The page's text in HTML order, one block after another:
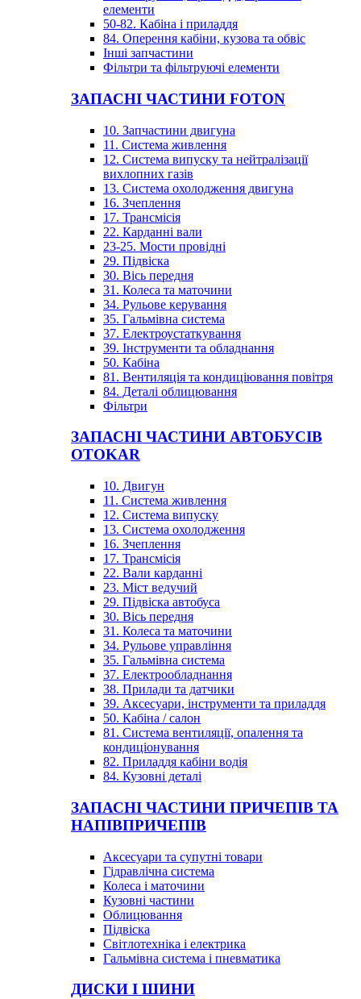
елементи
50-82. Кабіна і приладдя
84. Оперення кабіни, кузова та обвіс
Інші запчастини
Фільтри та фільтруючі елементи
ЗАПАСНІ ЧАСТИНИ FOTON
10. Запчастини двигуна
11. Система живлення
12. Система випуску та нейтралізації
вихлопних газів
13. Система охолодження двигуна
16. Зчеплення
17. Трансмісія
22. Карданні вали
23-25. Мости провідні
29. Підвіска
30. Вісь передня
31. Колеса та маточини
34. Рульове керування
35. Гальмівна система
37. Електроустаткування
39. Інструменти та обладнання
50. Кабіна
81. Вентиляція та кондиціювання повітря
84. Деталі облицювання
Фільтри
ЗАПАСНІ ЧАСТИНИ АВТОБУСІВ
OTOKAR
10. Двигун
11. Система живлення
12. Система випуску
13. Система охолодження
16. Зчеплення
17. Трансмісія
22. Вали карданні
23. Міст ведучий
29. Підвіска автобуса
30. Вісь передня
31. Колеса та маточини
34. Рульове управління
35. Гальмівна система
37. Електрообладнання
38. Прилади та датчики
39. Аксесуари, інструменти та приладдя
50. Кабіна / салон
81. Система вентиляції, опалення та
кондиціонування
82. Приладдя кабіни водія
84. Кузовні деталі
ЗАПАСНІ ЧАСТИНИ ПРИЧЕПІВ ТА
НАПІВПРИЧЕПІВ
Аксесуари та супутні товари
Гідравлічна система
Колеса і маточини
Кузовні частини
Облицювання
Підвіска
Світлотехніка і електрика
Гальмівна система і пневматика
ДИСКИ І ШИНИ